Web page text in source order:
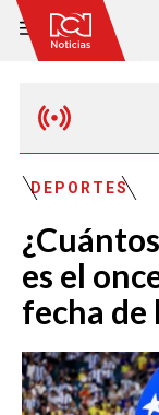
DEPORTES
es el
fecha de